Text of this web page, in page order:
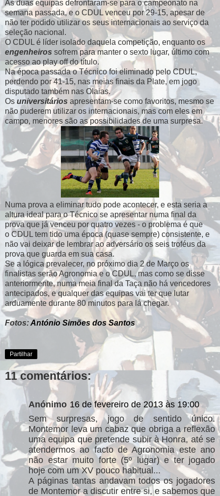
As duas equipas defrontaram-se para o campeonato na
semana passada, e o CDUL venceu por 29-15, apesar de
não ter podido utilizar os seus internacionais ao serviço da
seleção nacional.
O CDUL é líder isolado daquela competição, enquanto os
engenheiros sofrem para manter o sexto lugar, último com
acesso ao play off do título.
Na época passada o Técnico foi eliminado pelo CDUL,
perdendo por 41-15, nas meias finais da Plate, em jogo
disputado também nas Olaias.
Os universitários apresentam-se como favoritos, mesmo se
não puderem utilizar os internacionais, mas com eles em
campo, menores são as possibilidades de uma surpresa.
Numa prova a eliminar tudo pode acontecer, e esta seria a
altura ideal para o Técnico se apresentar numa final da
prova que já venceu por quatro vezes - o problema é que
o CDUL tem tido uma época (quase sempre) consistente, e
não vai deixar de lembrar ao adversário os seis troféus da
prova que guarda em sua casa.
Se a lógica prevalecer, no próximo dia 2 de Março os
finalistas serão Agronomia e o CDUL, mas como se disse
anteriormente, numa meia final da Taça não há vencedores
antecipados, e qualquer das equipas vai ter que lutar
arduamente durante 80 minutos para lá chegar.
Fotos:António Simões dos Santos
Partilhar
11 comentários:
Anónimo 16 de fevereiro de 2013 às 19:00
Sem surpresas, jogo de sentido único.
Montemor leva um cabaz que obriga a reflexão
uma equipa que pretende subir à Honra, até se
atendermos ao facto de Agronomia este ano
não estar muito forte (5º lugar) e ter jogado
hoje com um XV pouco habitual...
A páginas tantas andavam todos os jogadores
de Montemor a discutir entre si, e sabemos que